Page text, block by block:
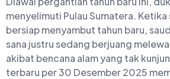
menyelimuti Pulau Sumatera. Ketika
bersiap menyambut tahun baru,
sana justru sedang berjuang
akibat bencana alam yang tak
terbaru per 30 Desember 2025